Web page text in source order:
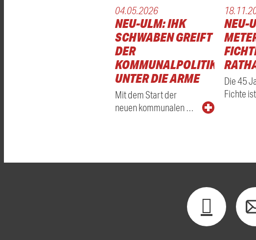
04.05.2026
NEU-ULM: IHK
SCHWABEN GREIFT
DER
KOMMUNALPOLITIK
UNTER DIE ARME
Mit dem Start der
neuen kommunalen …
NEU-
Die 45
Fichte